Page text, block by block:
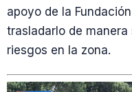
apoyo de la
trasladarlo de
riesgos en la zona.